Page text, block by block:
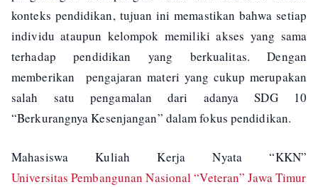
konteks pendidikan, tujuan ini memastikan bahwa setiap
individu ataupun kelompok memiliki akses yang sama
terhadap pendidikan yang berkualitas. Dengan
memberikan
pengajaran materi yang cukup merupakan
salah satu pengamalan dari adanya SDG 10
“Berkurangnya Kesenjangan” dalam fokus pendidikan.
Mahasiswa Kuliah Kerja Nyata “KKN”
Universitas Pembangunan Nasional “Veteran” Jawa Timur